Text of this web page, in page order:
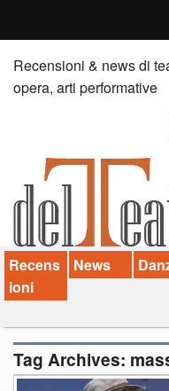
Home
Recensioni
News
Palazzi consiglia
Video
Chi siamo
Contatti
dT in English
Recensioni & news di
opera, arti performative
Recens
ioni
News
Tag Archives: